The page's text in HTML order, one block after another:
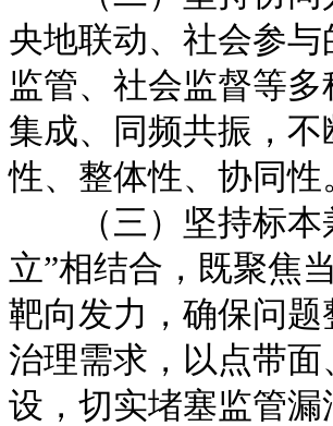
央地联动、社会参
监管、社会监督等
集成、同频共振，
性、整体性、协同性
（三）坚持标本
立”相结合，既聚焦
靶向发力，确保问
治理需求，以点带
设，切实堵塞监管漏